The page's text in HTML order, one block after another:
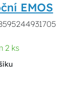
EMOS
2 ks